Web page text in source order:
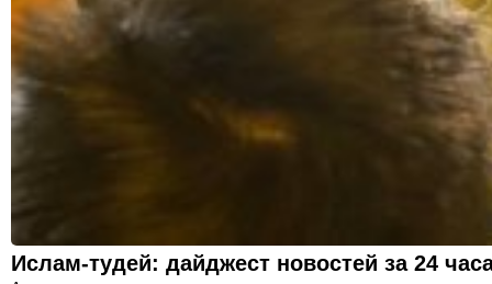
Ислам-тудей: дайджест новостей за 24